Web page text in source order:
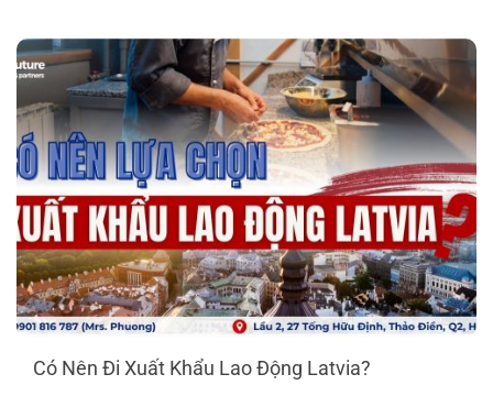
Có Nên Đi Xuất Khẩu Lao Động Latvia?